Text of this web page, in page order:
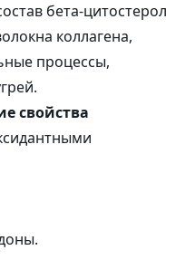
бета-цитостерол
коллагена,
процессы,
свойства